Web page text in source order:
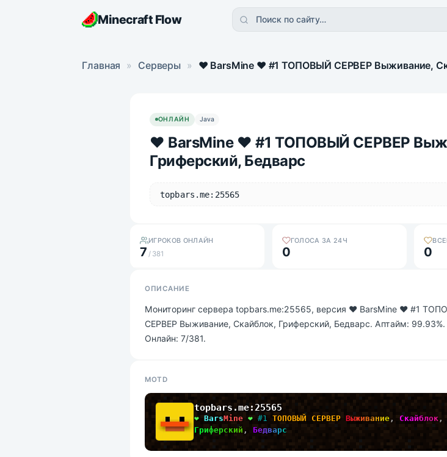
Minecraft Flow Поиск по сайту…
Главная » Серверы » ❤ BarsMine ❤ #1 ТОПОВЫЙ СЕРВЕР Выживание,
ОНЛАЙН Java
❤ BarsMine ❤ #1 ТОПОВЫЙ СЕРВЕР
Гриферский, Бедварс
topbars.me:25565
ИГРОКОВ ОНЛАЙН
7 / 381
ГОЛОСА ЗА 24Ч
0 0
ОПИСАНИЕ
Мониторинг сервера topbars.me:25565, версия ❤ BarsMine ❤ #1
СЕРВЕР Выживание, Скайблок, Гриферский, Бедварс. Аптайм: 99.93%.
Онлайн: 7/381.
MOTD
topbars.me:25565
❤ BarsMine ❤ #1 ТОПОВЫЙ СЕРВЕР Выживание , Скайблок
Гриферский , Бедварс